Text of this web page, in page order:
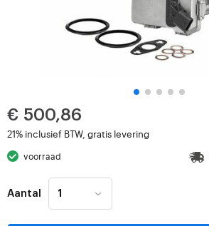
€ 500,86
21% inclusief BTW, gratis levering
voorraad
Aantal